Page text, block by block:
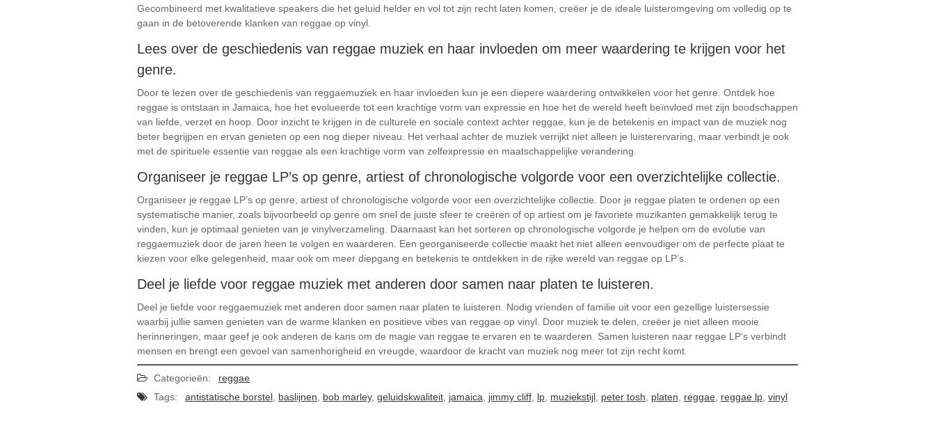
Gecombineerd met kwalitatieve speakers die het geluid helder en vol tot zijn recht laten komen, creëer je de ideale luisteromgeving om volledig op te
gaan in de betoverende klanken van reggae op vinyl.
Lees over de geschiedenis van reggae muziek en haar invloeden om meer waardering te krijgen voor het
genre.
Door te lezen over de geschiedenis van reggaemuziek en haar invloeden kun je een diepere waardering ontwikkelen voor het genre. Ontdek hoe
reggae is ontstaan in Jamaica, hoe het evolueerde tot een krachtige vorm van expressie en hoe het de wereld heeft beïnvloed met zijn boodschappen
van liefde, verzet en hoop. Door inzicht te krijgen in de culturele en sociale context achter reggae, kun je de betekenis en impact van de muziek nog
beter begrijpen en ervan genieten op een nog dieper niveau. Het verhaal achter de muziek verrijkt niet alleen je luisterervaring, maar verbindt je ook
met de spirituele essentie van reggae als een krachtige vorm van zelfexpressie en maatschappelijke verandering.
Organiseer je reggae LP’s op genre, artiest of chronologische volgorde voor een overzichtelijke collectie.
Organiseer je reggae LP’s op genre, artiest of chronologische volgorde voor een overzichtelijke collectie. Door je reggae platen te ordenen op een
systematische manier, zoals bijvoorbeeld op genre om snel de juiste sfeer te creëren of op artiest om je favoriete muzikanten gemakkelijk terug te
vinden, kun je optimaal genieten van je vinylverzameling. Daarnaast kan het sorteren op chronologische volgorde je helpen om de evolutie van
reggaemuziek door de jaren heen te volgen en waarderen. Een georganiseerde collectie maakt het niet alleen eenvoudiger om de perfecte plaat te
kiezen voor elke gelegenheid, maar ook om meer diepgang en betekenis te ontdekken in de rijke wereld van reggae op LP’s.
Deel je liefde voor reggae muziek met anderen door samen naar platen te luisteren.
Deel je liefde voor reggaemuziek met anderen door samen naar platen te luisteren. Nodig vrienden of familie uit voor een gezellige luistersessie
waarbij jullie samen genieten van de warme klanken en positieve vibes van reggae op vinyl. Door muziek te delen, creëer je niet alleen mooie
herinneringen, maar geef je ook anderen de kans om de magie van reggae te ervaren en te waarderen. Samen luisteren naar reggae LP’s verbindt
mensen en brengt een gevoel van samenhorigheid en vreugde, waardoor de kracht van muziek nog meer tot zijn recht komt.
Categorieën:
reggae
Tags:
antistatische borstel baslijnen bob marley, geluidskwaliteit jamaica jimmy cliff lp muziekstijl peter tosh platen reggae reggae lp vinyl